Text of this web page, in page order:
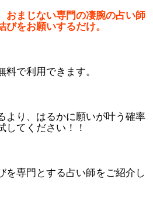
おまじない専門の凄腕の占い師
をお願いするだけ。
で利用できます。
より、はるかに願いが叶う確率
してください！！
を専門とする占い師をご紹介し